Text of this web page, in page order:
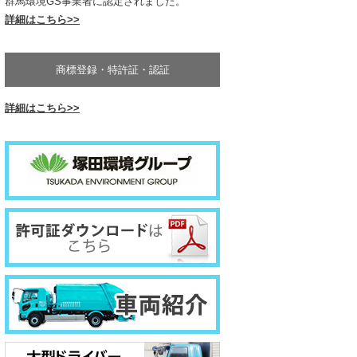
カー車(塵芥車)計量装置付き
詳細はこちら>>
商標登録・特許証・認証
詳細はこちら>>